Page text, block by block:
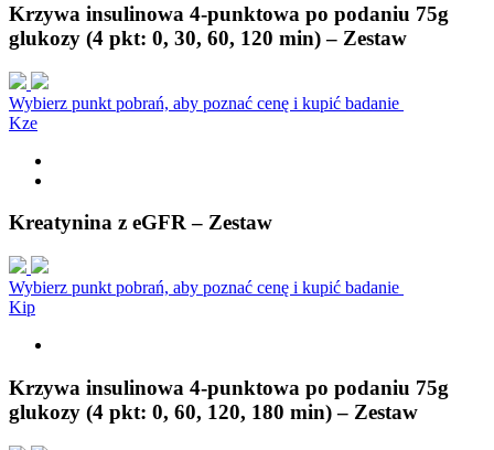
Krzywa insulinowa 4-punktowa po podaniu 75g
glukozy (4 pkt: 0, 30, 60, 120 min) – Zestaw
Wybierz punkt pobrań, aby poznać cenę i kupić badanie
Kze
Kreatynina z eGFR – Zestaw
Wybierz punkt pobrań, aby poznać cenę i kupić badanie
Kip
Krzywa insulinowa 4-punktowa po podaniu 75g
glukozy (4 pkt: 0, 60, 120, 180 min) – Zestaw